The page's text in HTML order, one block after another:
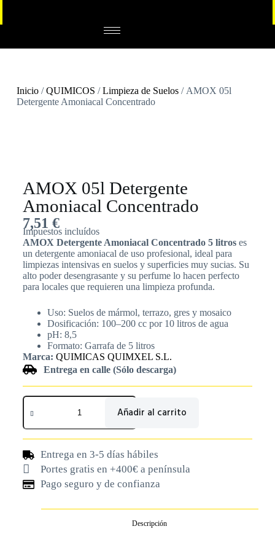
Inicio/QUIMICOS /Limpieza de Suelos/ AMOX 05l
Detergente Amoniacal Concentrado
AMOX 05l Detergente
Amoniacal Concentrado
7,51 €
Impuestos incluídos
AMOX Detergente Amoniacal Concentrado 5 litroses
un detergente amoniacal de uso profesional, ideal para
limpiezas intensivas en suelos y superficies muy sucias. Su
alto poder desengrasante y su perfume lo hacen perfecto
para locales que requieren una limpieza profunda.
Uso: Suelos de mármol, terrazo, gres y mosaico
Dosificación: 100–200 cc por 10 litros de agua
pH: 8,5
Formato: Garrafa de 5 litros
Marca: QUIMICAS QUIMXEL S.L.
Entrega en calle (Sólo descarga)
Añadir al carrito
Entrega en 3-5 días hábiles
Portes gratis en +400€ a península
Pago seguro y de confianza
Descripción